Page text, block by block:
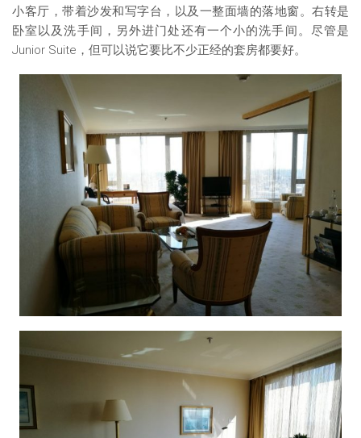
小客厅，带着沙发和写字台，以及一整面墙的落地窗。右转是
卧室以及洗手间，另外进门处还有一个小的洗手间。尽管是
Junior Suite，但可以说它要比不少正经的套房都要好。